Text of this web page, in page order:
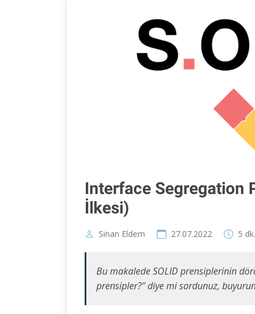
Interface Segregation
İlkesi)
Sinan Eldem 27.07.2022 5 dk.
Bu makalede SOLID prensiplerinin
prensipler?" diye mi sordunuz,